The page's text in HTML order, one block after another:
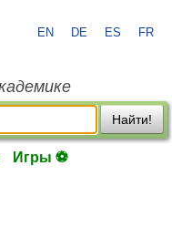
EN DE ES FR
Найти!
Игры ⚽